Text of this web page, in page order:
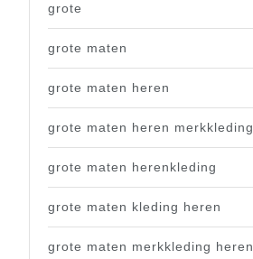
grote
grote maten
grote maten heren
grote maten heren merkkleding
grote maten herenkleding
grote maten kleding heren
grote maten merkkleding heren